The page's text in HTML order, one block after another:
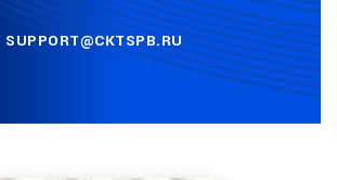
SUPPORT@CKTSPB.RU